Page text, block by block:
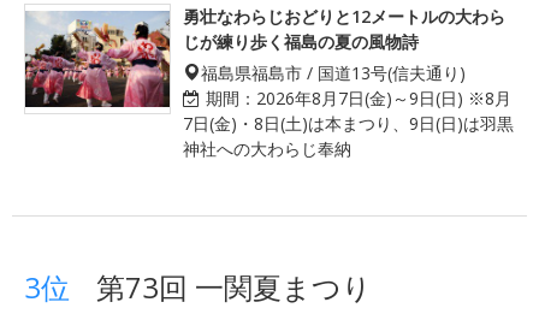
勇壮なわらじおどりと12メートルの大わら
じが練り歩く福島の夏の風物詩
福島県福島市 / 国道13号(信夫通り)
期間： 2026年8月7日(金)～9日(日) ※8月
7日(金)・8日(土)は本まつり、9日(日)は羽黒
神社への大わらじ奉納
3位 第73回 一関夏まつり